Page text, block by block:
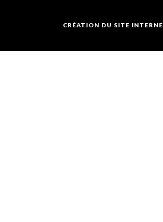
CRÉATION DU SITE